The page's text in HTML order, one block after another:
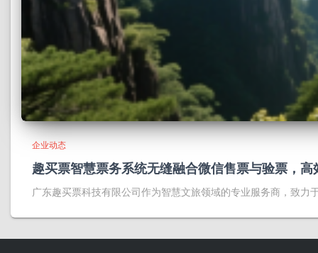
企业动态
趣买票智慧票务系统无缝融合微信售票与验票，
广东趣买票科技有限公司作为智慧文旅领域的专业服务商，致力